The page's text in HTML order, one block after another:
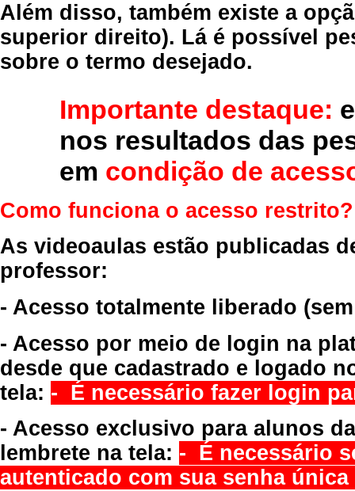
Além disso, também existe a
superior direito). Lá é possível
sobre o termo desejado.
Importante destaque:
nos resultados das
em condição de
Como funciona o acesso restrito?
As videoaulas estão publicadas
professor:
- Acesso totalmente liberado
- Acesso por meio de login na
desde que cadastrado e logado
tela: - É necessário fazer login
- Acesso exclusivo para alunos
lembrete na tela: - É necessário
autenticado com sua senha